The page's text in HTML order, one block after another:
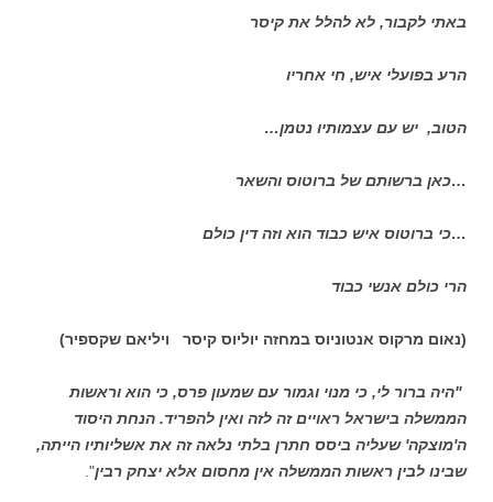
באתי לקבור, לא להלל את קיסר
הרע בפועלי איש, חי אחריו
הטוב, יש עם עצמותיו נטמן…
…כאן ברשותם של ברוטוס והשאר
…כי ברוטוס איש כבוד הוא וזה דין כולם
הרי כולם אנשי כבוד
(נאום מרקוס אנטוניוס במחזה יוליוס קיסר ויליאם שקספיר)
"היה ברור לי, כי מנוי וגמור עם שמעון פרס, כי הוא וראשות
הממשלה בישראל ראויים זה לזה ואין להפריד. הנחת היסוד
ה'מוצקה' שעליה ביסס חתרן בלתי נלאה זה את אשליותיו הייתה,
שבינו לבין ראשות הממשלה אין מחסום אלא יצחק רבין".